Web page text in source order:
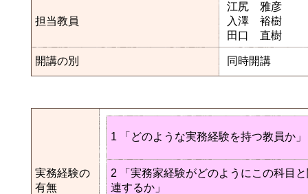
担当教員
江尻 雅彦
入澤 裕樹
田口 直樹
開講の別 同時開講
実務経験の
有無
1 「どのような実務経験を持つ教員か」
2 「実務家経験がどのようにこの科目
連するか」